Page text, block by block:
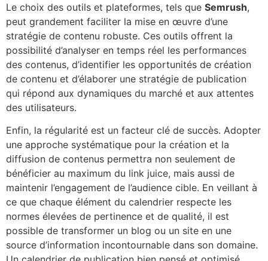
Le choix des outils et plateformes, tels que Semrush,
peut grandement faciliter la mise en œuvre d’une
stratégie de contenu robuste. Ces outils offrent la
possibilité d’analyser en temps réel les performances
des contenus, d’identifier les opportunités de création
de contenu et d’élaborer une stratégie de publication
qui répond aux dynamiques du marché et aux attentes
des utilisateurs.
Enfin, la régularité est un facteur clé de succès. Adopter
une approche systématique pour la création et la
diffusion de contenus permettra non seulement de
bénéficier au maximum du link juice, mais aussi de
maintenir l’engagement de l’audience cible. En veillant à
ce que chaque élément du calendrier respecte les
normes élevées de pertinence et de qualité, il est
possible de transformer un blog ou un site en une
source d’information incontournable dans son domaine.